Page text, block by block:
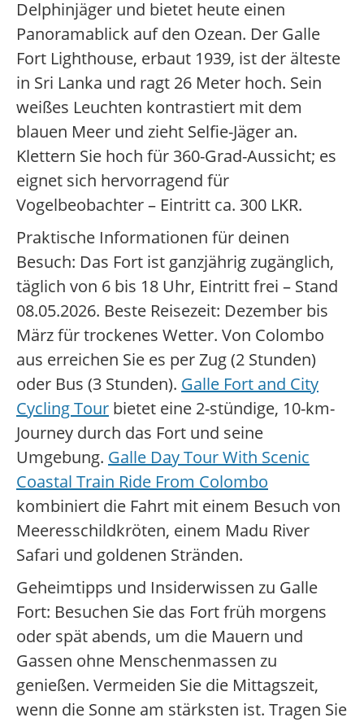
Delphinjäger und bietet heute einen
Panoramablick auf den Ozean. Der Galle
Fort Lighthouse, erbaut 1939, ist der älteste
in Sri Lanka und ragt 26 Meter hoch. Sein
weißes Leuchten kontrastiert mit dem
blauen Meer und zieht Selfie-Jäger an.
Klettern Sie hoch für 360-Grad-Aussicht; es
eignet sich hervorragend für
Vogelbeobachter – Eintritt ca. 300 LKR.
Praktische Informationen für deinen
Besuch: Das Fort ist ganzjährig zugänglich,
täglich von 6 bis 18 Uhr, Eintritt frei – Stand
08.05.2026. Beste Reisezeit: Dezember bis
März für trockenes Wetter. Von Colombo
aus erreichen Sie es per Zug (2 Stunden)
oder Bus (3 Stunden). Galle Fort and City
Cycling Tour bietet eine 2-stündige, 10-km-
Journey durch das Fort und seine
Umgebung. Galle Day Tour With Scenic
Coastal Train Ride From Colombo
kombiniert die Fahrt mit einem Besuch von
Meeresschildkröten, einem Madu River
Safari und goldenen Stränden.
Geheimtipps und Insiderwissen zu Galle
Fort: Besuchen Sie das Fort früh morgens
oder spät abends, um die Mauern und
Gassen ohne Menschenmassen zu
genießen. Vermeiden Sie die Mittagszeit,
wenn die Sonne am stärksten ist. Tragen Sie